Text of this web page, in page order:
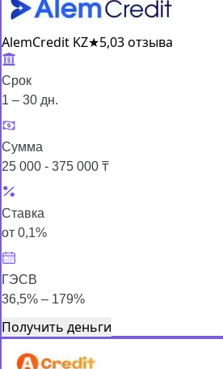
AlemCredit KZ★5,03 отзыва
Срок
1 – 30 дн.
Сумма
25 000 - 375 000 ₸
Ставка
от 0,1%
ГЭСВ
36,5% – 179%
Получить деньги